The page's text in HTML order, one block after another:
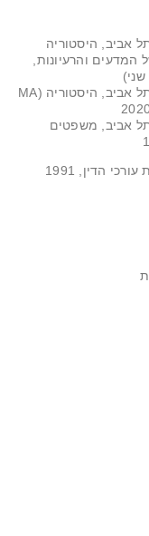
אביב, היסטוריה
המדעים והרעיונות,
שני)
אוניברסיטת תל אביב, היסטוריה (MA
אביב, משפטים
הדין, 1991